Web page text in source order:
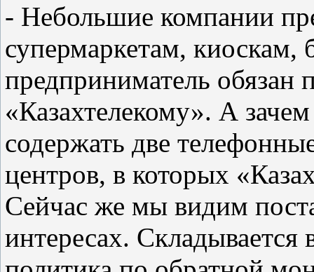
- Небольшие компании
супермаркетам,
предприниматель обязан
«Казахтелекому». А
содержать две
центров, в которых
Сейчас же мы видим
интересах. Складывается